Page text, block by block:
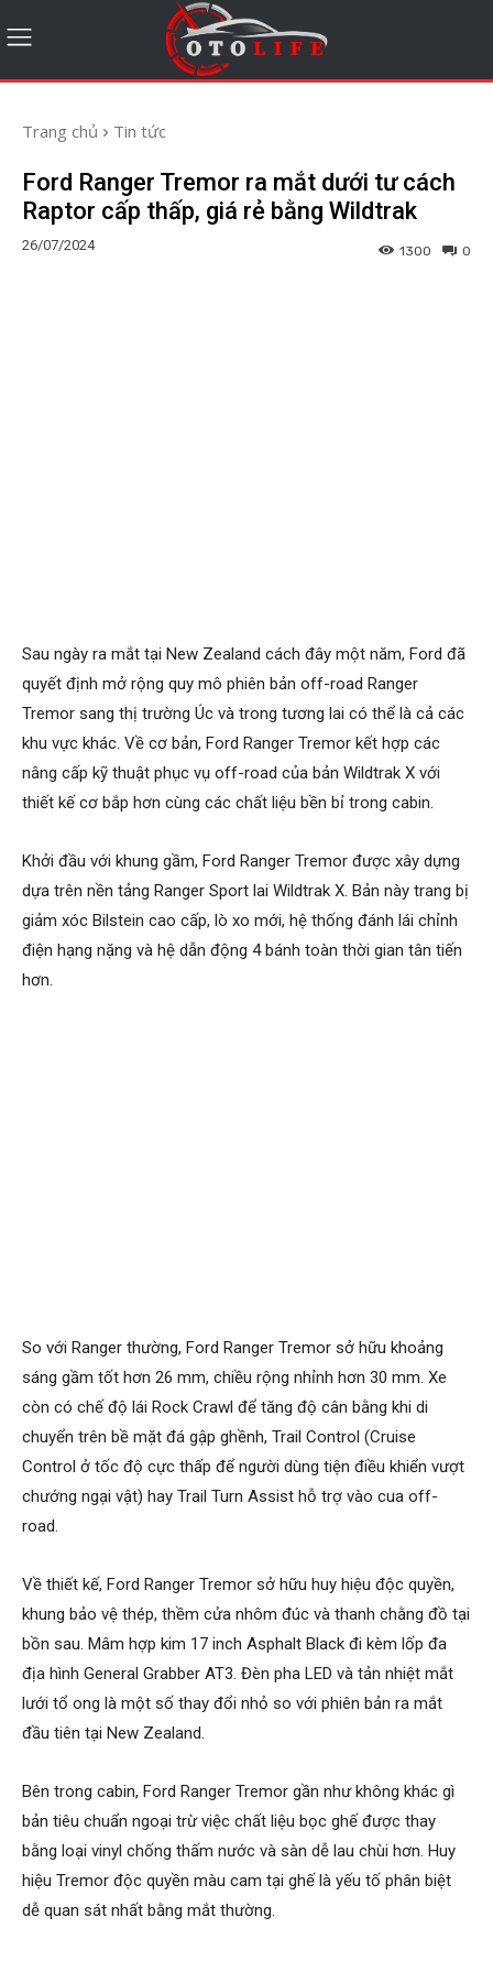
Trang chủ Tin tức
Ford Ranger Tremor ra mắt dưới tư cách
Raptor cấp thấp, giá rẻ bằng Wildtrak
26/07/2024 0
1300
Sau ngày ra mắt tại New Zealand cách đây một năm, Ford đã
quyết định mở rộng quy mô phiên bản off-road Ranger
Tremor sang thị trường Úc và trong tương lai có thể là cả các
khu vực khác. Về cơ bản, Ford Ranger Tremor kết hợp các
nâng cấp kỹ thuật phục vụ off-road của bản Wildtrak X với
thiết kế cơ bắp hơn cùng các chất liệu bền bỉ trong cabin.
Khởi đầu với khung gầm, Ford Ranger Tremor được xây dựng
dựa trên nền tảng Ranger Sport lai Wildtrak X. Bản này trang bị
giảm xóc Bilstein cao cấp, lò xo mới, hệ thống đánh lái chỉnh
điện hạng nặng và hệ dẫn động 4 bánh toàn thời gian tân tiến
hơn.
So với Ranger thường, Ford Ranger Tremor sở hữu khoảng
sáng gầm tốt hơn 26 mm, chiều rộng nhỉnh hơn 30 mm. Xe
còn có chế độ lái Rock Crawl để tăng độ cân bằng khi di
chuyển trên bề mặt đá gập ghềnh, Trail Control (Cruise
Control ở tốc độ cực thấp để người dùng tiện điều khiển vượt
chướng ngại vật) hay Trail Turn Assist hỗ trợ vào cua off-
road.
Về thiết kế, Ford Ranger Tremor sở hữu huy hiệu độc quyền,
khung bảo vệ thép, thềm cửa nhôm đúc và thanh chằng đồ tại
bồn sau. Mâm hợp kim 17 inch Asphalt Black đi kèm lốp đa
địa hình General Grabber AT3. Đèn pha LED và tản nhiệt mắt
lưới tổ ong là một số thay đổi nhỏ so với phiên bản ra mắt
đầu tiên tại New Zealand.
Bên trong cabin, Ford Ranger Tremor gần như không khác gì
bản tiêu chuẩn ngoại trừ việc chất liệu bọc ghế được thay
bằng loại vinyl chống thấm nước và sàn dễ lau chùi hơn. Huy
hiệu Tremor độc quyền màu cam tại ghế là yếu tố phân biệt
dễ quan sát nhất bằng mắt thường.